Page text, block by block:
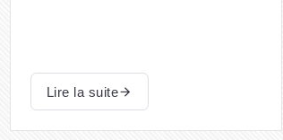
Lire la suite